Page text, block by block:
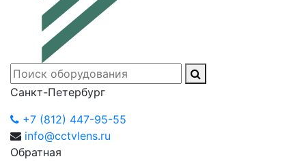
Санкт-Петербург
+7 (812) 447-95-55
info@cctvlens.ru
Обратная